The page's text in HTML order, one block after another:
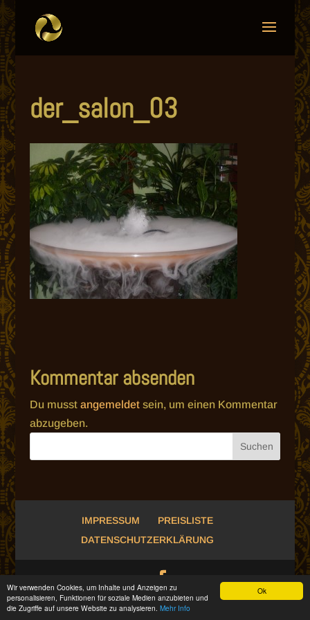
Ok
Wir verwenden Cookies, um Inhalte und Anzeigen zu
personalisieren, Funktionen für soziale Medien anzubieten und
die Zugriffe auf unsere Website zu analysieren. Mehr Info
der_salon_03
Kommentar absenden
Du musst angemeldetsein, um einen Kommentar
abzugeben.
IMPRESSUM
PREISLISTE
DATENSCHUTZERKLÄRUNG